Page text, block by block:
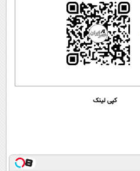
کپی لینک